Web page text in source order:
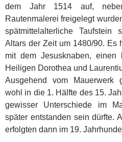
dem Jahr 1514 auf,
Rautenmalerei freigelegt
spätmittelalterliche Taufstein
Altars der Zeit um 1480/90. Es
mit dem Jesusknaben,
Heiligen Dorothea und
Ausgehend vom Mauerwerk
wohl in die 1. Hälfte des 15.
gewisser Unterschiede im
später entstanden sein dürfte.
erfolgten dann im 19.